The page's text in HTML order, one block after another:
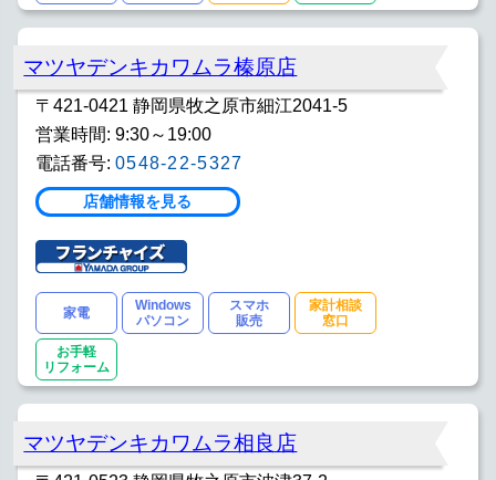
マツヤデンキカワムラ榛原店
〒421-0421 静岡県牧之原市細江2041-5
営業時間: 9:30～19:00
電話番号: 0548-22-5327
店舗情報を見る
家電
Windows
パソコン
スマホ
販売
家計相談
窓口
お手軽
リフォーム
マツヤデンキカワムラ相良店